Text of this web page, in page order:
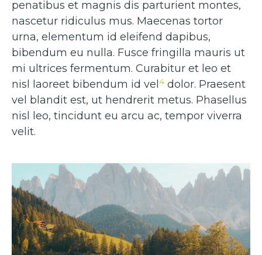
penatibus et magnis dis parturient montes,
nascetur ridiculus mus. Maecenas tortor
urna, elementum id eleifend dapibus,
bibendum eu nulla. Fusce fringilla mauris ut
mi ultrices fermentum. Curabitur et leo et
nisl laoreet bibendum id vel4 dolor. Praesent
vel blandit est, ut hendrerit metus. Phasellus
nisl leo, tincidunt eu arcu ac, tempor viverra
velit.